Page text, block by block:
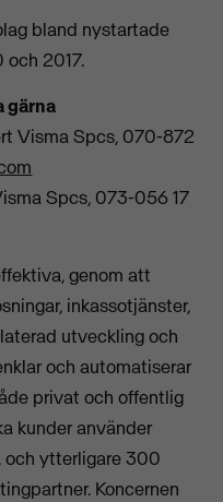
bland nystartade
och 2017.
gärna
Visma Spcs, 070-872
Spcs, 073-056 17
genom att
inkassotjänster,
utveckling och
och automatiserar
privat och offentlig
kunder använder
och ytterligare 300
Koncernen